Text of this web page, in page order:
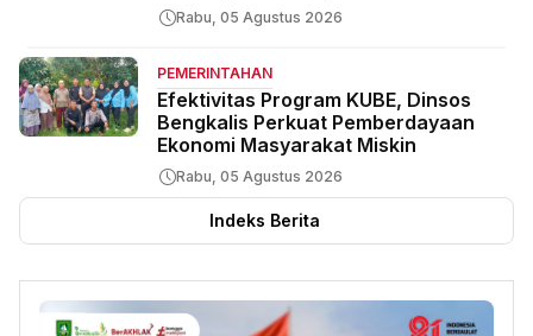
Rabu, 05 Agustus 2026
PEMERINTAHAN
Efektivitas Program KUBE, Dinsos
Bengkalis Perkuat Pemberdayaan
Ekonomi Masyarakat Miskin
Rabu, 05 Agustus 2026
Indeks Berita